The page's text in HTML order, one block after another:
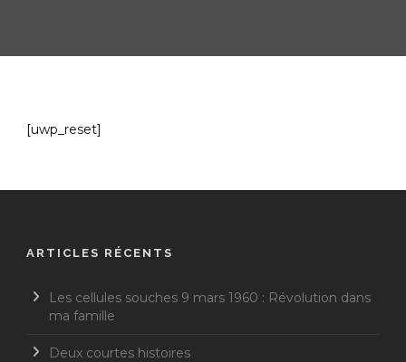
[uwp_reset]
ARTICLES RÉCENTS
Les cellules souches 9 mars 1960 : Révolution dans
ma famille
Deux courtes histoires